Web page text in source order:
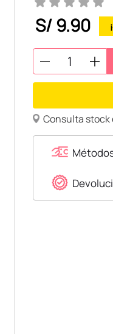
S/9.90
Consulta stock